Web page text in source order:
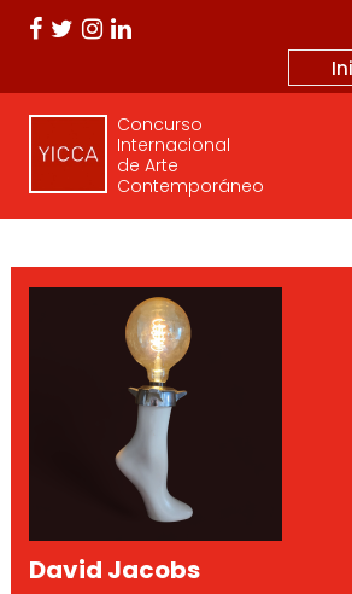
Concurso
Internacional
de Arte
Contemporáneo
David Jacobs